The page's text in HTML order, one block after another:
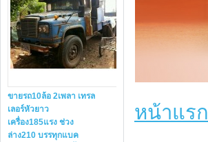
ขายรถ10ล้อ 2เพลา เทรล
เลอร์หัวยาว
เครื่อง185แรง ช่วง
ล่าง210 บรรทุกแบค
หน้าแรก